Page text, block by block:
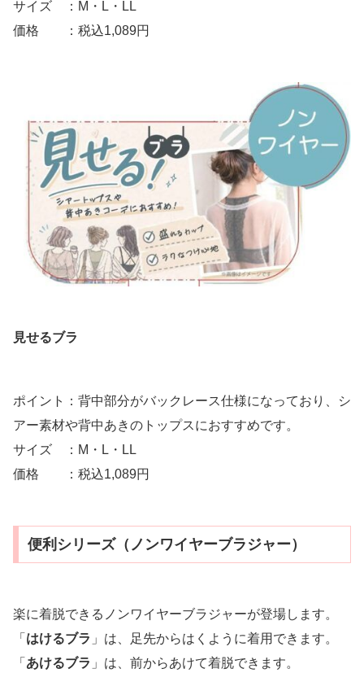
サイズ ：M・L・LL
価格 ：税込1,089円
見せるブラ
ポイント：背中部分がバックレース仕様になっており、シ
アー素材や背中あきのトップスにおすすめです。
サイズ ：M・L・LL
価格 ：税込1,089円
便利シリーズ（ノンワイヤーブラジャー）
楽に着脱できるノンワイヤーブラジャーが登場します。
「 はけるブラ 」は、足先からはくように着用できます。
「 あけるブラ 」は、前からあけて着脱できます。